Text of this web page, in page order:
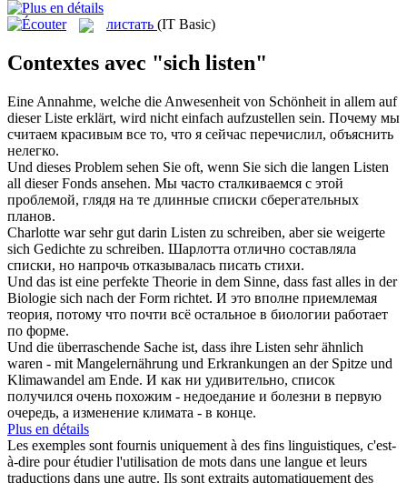
листать (IT Basic)
Contextes avec "sich listen"
Eine Annahme, welche die Anwesenheit von Schönheit in allem auf
dieserListe erklärt, wird nicht einfach aufzustellen sein. Почему мы
считаем красивым все то, что я сейчас перечислил, объяснить
нелегко.
Und dieses Problem sehen Sie oft, wenn Sie sich die langen Listen
all dieser Fonds ansehen. Мы часто сталкиваемся с этой
проблемой, глядя на те длинные списки сберегательных
планов.
Charlotte war sehr gut darin Listen zu schreiben, aber sie weigerte
sich Gedichte zu schreiben. Шарлотта отлично составляла
списки, но напрочь отказывалась писать стихи.
Und das ist eine perfekte Theorie in dem Sinne, dass fast alles in der
Biologie sich nach der Form richtet. И это вполне приемлемая
теория, потому что почти всё остальное в биологии работает
по форме.
Und die überraschende Sache ist, dass ihre Listen sehr ähnlich
waren - mit Mangelernährung und Erkrankungen an der Spitze und
Klimawandel am Ende. И как ни удивительно, список
получился очень похожим - недоедание и болезни в первую
очередь, а изменение климата - в конце.
Plus en détails
Les exemples sont fournis uniquement à des fins linguistiques, c'est-
à-dire pour étudier l'utilisation de mots dans une langue et leurs
traductions dans une autre. Ils sont extraits automatiquement des